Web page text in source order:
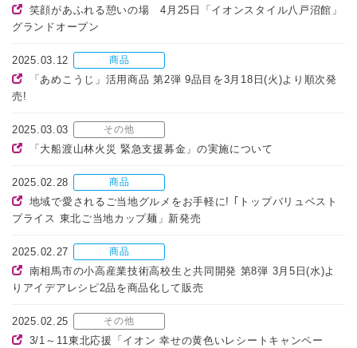
笑顔があふれる憩いの場 4月25日「イオンスタイル八戸沼館」
グランドオープン
2025.03.12 商品
「あめこうじ」活用商品 第2弾 9品目を3月18日(火)より順次発
売!
2025.03.03 その他
「大船渡山林火災 緊急支援募金」の実施について
2025.02.28 商品
地域で愛されるご当地グルメをお手軽に! ｢トップバリュベスト
プライス 東北ご当地カップ麺」新発売
2025.02.27 商品
南相馬市の小高産業技術高校生と共同開発 第8弾 3月5日(水)よ
りアイデアレシピ2品を商品化して販売
2025.02.25 その他
3/1～11東北応援「イオン 幸せの黄色いレシートキャンペー